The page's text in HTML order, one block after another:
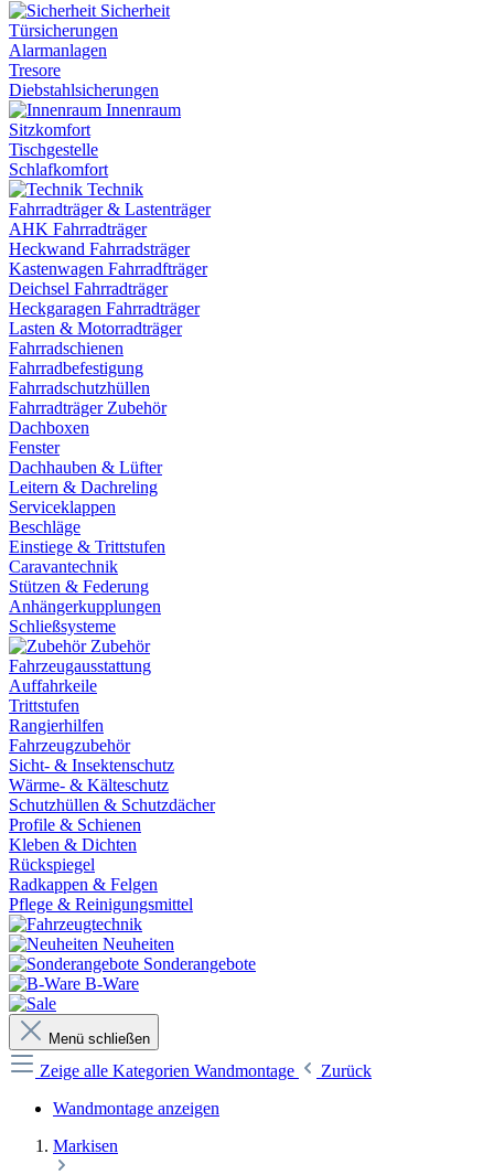
Sicherheit
Türsicherungen
Alarmanlagen
Tresore
Diebstahlsicherungen
Innenraum
Sitzkomfort
Tischgestelle
Schlafkomfort
Technik
Fahrradträger & Lastenträger
AHK Fahrradträger
Heckwand Fahrradsträger
Kastenwagen Fahrradfträger
Deichsel Fahrradträger
Heckgaragen Fahrradträger
Lasten & Motorradträger
Fahrradschienen
Fahrradbefestigung
Fahrradschutzhüllen
Fahrradträger Zubehör
Dachboxen
Fenster
Dachhauben & Lüfter
Leitern & Dachreling
Serviceklappen
Beschläge
Einstiege & Trittstufen
Caravantechnik
Stützen & Federung
Anhängerkupplungen
Schließsysteme
Zubehör
Fahrzeugausstattung
Auffahrkeile
Trittstufen
Rangierhilfen
Fahrzeugzubehör
Sicht- & Insektenschutz
Wärme- & Kälteschutz
Schutzhüllen & Schutzdächer
Profile & Schienen
Kleben & Dichten
Rückspiegel
Radkappen & Felgen
Pflege & Reinigungsmittel
Neuheiten
Sonderangebote
B-Ware
Menü schließen
Zeige alle Kategorien Wandmontage
Zurück
Wandmontage anzeigen
Markisen